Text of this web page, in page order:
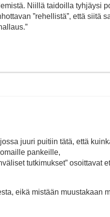
Niillä taidoilla tyhjäysi
”rehellistä”, että siitä
juuri puitiin tätä, että
pankeille,
tutkimukset” osoittavat
eikä mistään muustakaan